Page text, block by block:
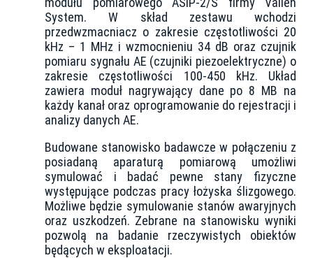
System. W skład zestawu wchodzi
przedwzmacniacz o zakresie częstotliwości 20
kHz – 1 MHz i wzmocnieniu 34 dB oraz czujnik
pomiaru sygnału AE (czujniki piezoelektryczne) o
zakresie częstotliwości 100-450 kHz. Układ
zawiera moduł nagrywający dane po 8 MB na
każdy kanał oraz oprogramowanie do rejestracji i
analizy danych AE.
Budowane stanowisko badawcze w połączeniu z
posiadaną aparaturą pomiarową umożliwi
symulować i badać pewne stany fizyczne
występujące podczas pracy łożyska ślizgowego.
Możliwe będzie symulowanie stanów awaryjnych
oraz uszkodzeń. Zebrane na stanowisku wyniki
pozwolą na badanie rzeczywistych obiektów
będących w eksploatacji.